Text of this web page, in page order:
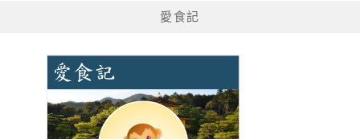
愛食記